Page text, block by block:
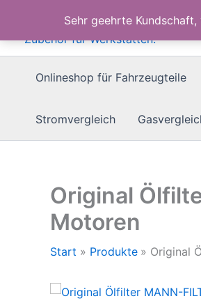
Sehr geehrte
springen
Onlineshop für Fahrzeugteile
Stromvergleich
Original
Motoren
Start Produkte Original